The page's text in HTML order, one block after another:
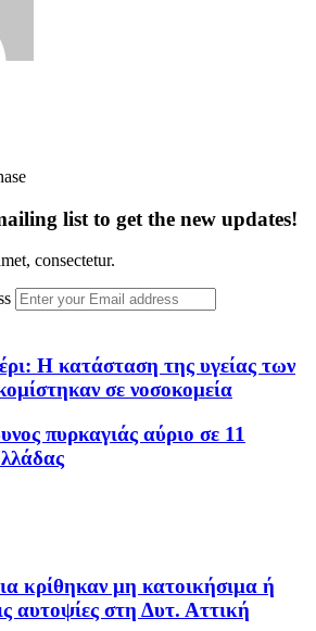
list to get the new updates!
consectetur.
Η κατάσταση της υγείας των
σε νοσοκομεία
πυρκαγιάς αύριο σε 11
κρίθηκαν μη κατοικήσιμα ή
αυτοψίες στη Δυτ. Αττική